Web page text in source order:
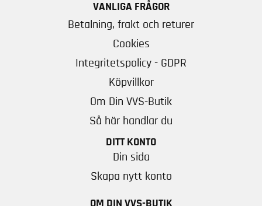
VANLIGA FRÅGOR
Betalning, frakt och returer
Cookies
Integritetspolicy - GDPR
Köpvillkor
Om Din VVS-Butik
Så här handlar du
DITT KONTO
Din sida
Skapa nytt konto
OM DIN VVS-BUTIK